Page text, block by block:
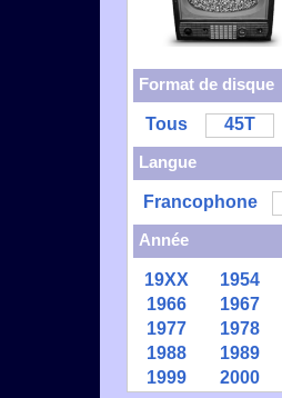
Format de disque
Tous 45T
Langue
Francophone
Année
19XX 1954
1966
1967
1977
1978
1988
1989
1999
2000